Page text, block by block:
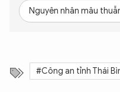
Nguyên nhân mâu
#Công an tỉnh Thái